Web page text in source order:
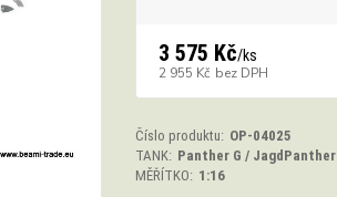
3 575 Kč/ks
2 955 Kč bez DPH
Číslo produktu: OP-04025
TANK: Panther G / JagdPanther
MĚŘÍTKO: 1:16